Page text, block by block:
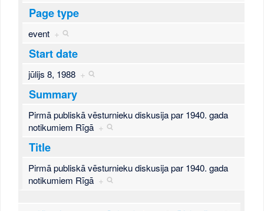
Page type
event +
Start date
jūlijs 8, 1988 +
Summary
Pirmā publiskā vēsturnieku diskusija par 1940. gada
notikumiem Rīgā +
Title
Pirmā publiskā vēsturnieku diskusija par 1940. gada
notikumiem Rīgā +